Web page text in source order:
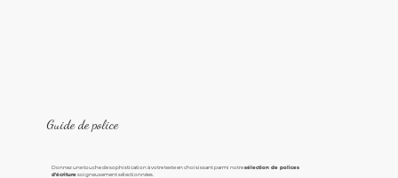
Guide de police
Donnez une touche de sophistication à votre texte en choisissant parmi notresélection de polices
d'écrituresoigneusement sélectionnées.